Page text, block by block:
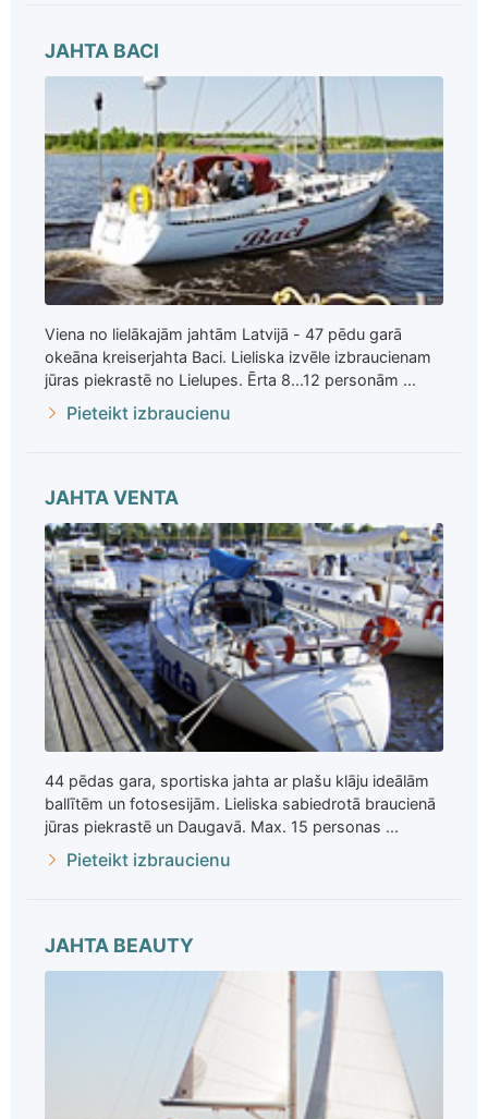
JAHTA BACI
Viena no lielākajām jahtām Latvijā - 47 pēdu garā
okeāna kreiserjahta Baci. Lieliska izvēle izbraucienam
jūras piekrastē no Lielupes. Ērta 8...12 personām ...
Pieteikt izbraucienu
JAHTA VENTA
44 pēdas gara, sportiska jahta ar plašu klāju ideālām
ballītēm un fotosesijām. Lieliska sabiedrotā braucienā
jūras piekrastē un Daugavā. Max. 15 personas ...
Pieteikt izbraucienu
JAHTA BEAUTY